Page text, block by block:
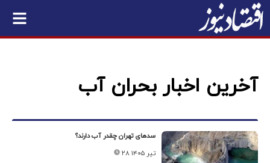
آخرین اخبار بحران آب
سدهای تهران چقدر آب دارند؟
۲۸ تیر ۱۴۰۵